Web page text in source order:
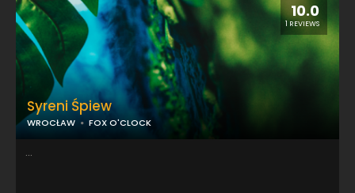
10.0
1 REVIEWS
Syreni Śpiew
WROCŁAW FOX O'CLOCK
...